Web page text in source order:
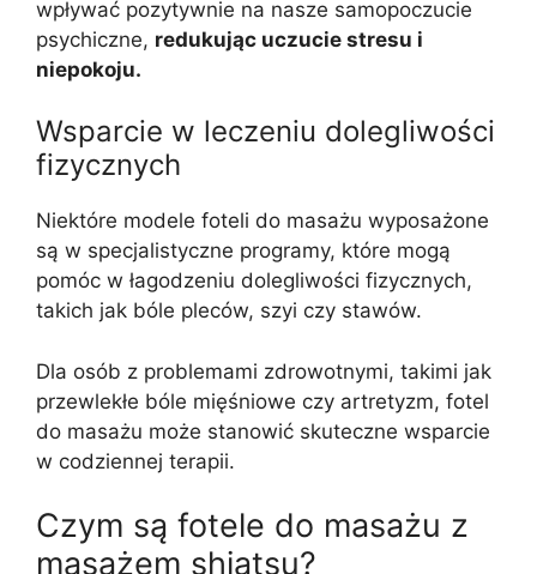
wpływać pozytywnie na nasze samopoczucie
psychiczne, redukując uczucie stresu i
niepokoju.
Wsparcie w leczeniu dolegliwości
fizycznych
Niektóre modele foteli do masażu wyposażone
są w specjalistyczne programy, które mogą
pomóc w łagodzeniu dolegliwości fizycznych,
takich jak bóle pleców, szyi czy stawów.
Dla osób z problemami zdrowotnymi, takimi jak
przewlekłe bóle mięśniowe czy artretyzm, fotel
do masażu może stanowić skuteczne wsparcie
w codziennej terapii.
Czym są fotele do masażu z
masażem shiatsu?